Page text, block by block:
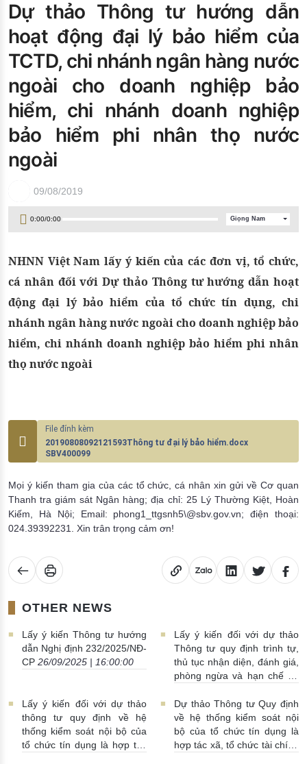
Đào tạo ISO
Dự thảo Thông tư hướng dẫn
hoạt động đại lý bảo hiểm của
TCTD, chi nhánh ngân hàng nước
ngoài cho doanh nghiệp bảo
hiểm, chi nhánh doanh nghiệp
bảo hiểm phi nhân thọ nước
ngoài
09/08/2019
0:00/0:00 Giọng Nam
NHNN Việt Nam lấy ý kiến của các đơn vị, tổ chức,
cá nhân đối với Dự thảo Thông tư hướng dẫn hoạt
động đại lý bảo hiểm của tổ chức tín dụng, chi
nhánh ngân hàng nước ngoài cho doanh nghiệp bảo
hiểm, chi nhánh doanh nghiệp bảo hiểm phi nhân
thọ nước ngoài
20190808092121593Thông tư đại lý bảo hiểm.docx
SBV400099
Mọi ý kiến tham gia của các tổ chức, cá nhân xin gửi về Cơ quan
Thanh tra giám sát Ngân hàng; địa chỉ: 25 Lý Thường Kiệt, Hoàn
Kiếm, Hà Nội; Email: phong1_ttgsnh5\@sbv.gov.vn; điện thoại:
024.39392231. Xin trân trọng cảm ơn!
OTHER NEWS
Lấy ý kiến Thông tư hướng
dẫn Nghị định 232/2025/NĐ-
CP 26/09/2025 | 16:00:00
Lấy ý kiến đối với dự thảo
Thông tư quy định trình tự,
thủ tục nhận diện, đánh giá,
phòng ngừa và hạn chế rủi
lĩnh vực tiền tệ, ngân hàng,
tài chính
25/09/2025 |
08:00:00
Lấy ý kiến đối với dự thảo
thông tư quy định về hệ
thống kiểm soát nội bộ của
tổ chức tín dụng là hợp tác
Dự thảo Thông tư Quy định
về hệ thống kiểm soát nội
bộ của tổ chức tín dụng là
hợp tác xã, tổ chức tài chính